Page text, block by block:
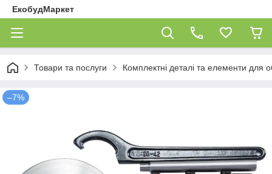
ЕкобудМаркет
Товари та послуги Комплектні деталі та елементи для
–7%